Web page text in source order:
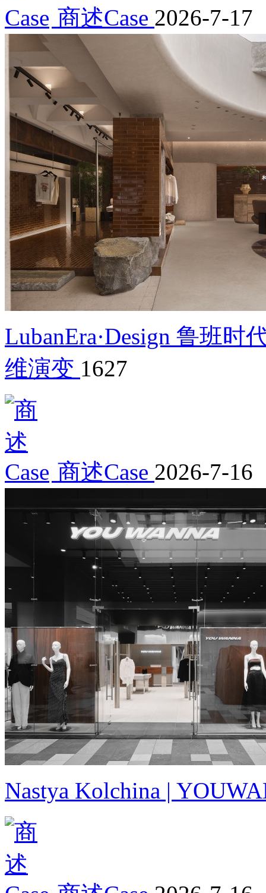
商述Case 2026-7-17
LubanEra·Design 鲁班时
维演变 1627
商述Case 2026-7-16
Nastya Kolchina |